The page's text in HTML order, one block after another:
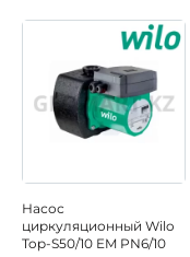
Насос
циркуляционный Wilo
Top-S50/10 EM PN6/10